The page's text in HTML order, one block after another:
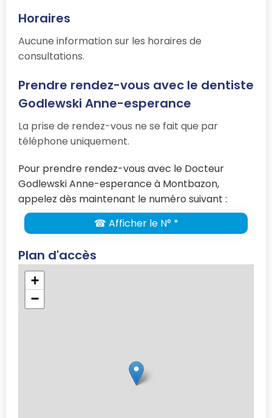
Horaires
Aucune information sur les horaires de
consultations.
Prendre rendez-vous avec le dentiste
Godlewski Anne-esperance
La prise de rendez-vous ne se fait que par
téléphone uniquement.
Pour prendre rendez-vous avec le Docteur
Godlewski Anne-esperance à Montbazon,
appelez dès maintenant le numéro suivant :
☎ Afficher le N° *
Plan d'accès
+
−